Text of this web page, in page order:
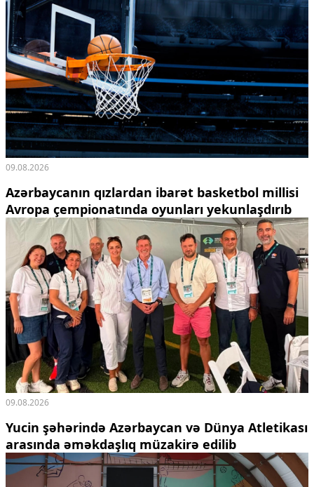
09.08.2026
Azərbaycanın qızlardan ibarət basketbol millisi
Avropa çempionatında oyunları yekunlaşdırıb
09.08.2026
Yucin şəhərində Azərbaycan və Dünya Atletikası
arasında əməkdaşlıq müzakirə edilib